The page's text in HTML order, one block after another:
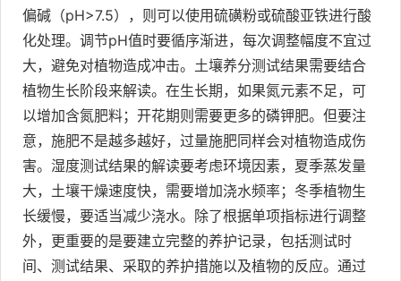
偏碱（pH>7.5），则可以使用硫磺粉或硫酸亚铁进行酸
化处理。调节pH值时要循序渐进，每次调整幅度不宜过
大，避免对植物造成冲击。土壤养分测试结果需要结合
植物生长阶段来解读。在生长期，如果氮元素不足，可
以增加含氮肥料；开花期则需要更多的磷钾肥。但要注
意，施肥不是越多越好，过量施肥同样会对植物造成伤
害。湿度测试结果的解读要考虑环境因素，夏季蒸发量
大，土壤干燥速度快，需要增加浇水频率；冬季植物生
长缓慢，要适当减少浇水。除了根据单项指标进行调整
外，更重要的是要建立完整的养护记录，包括测试时
间、测试结果、采取的养护措施以及植物的反应。通过